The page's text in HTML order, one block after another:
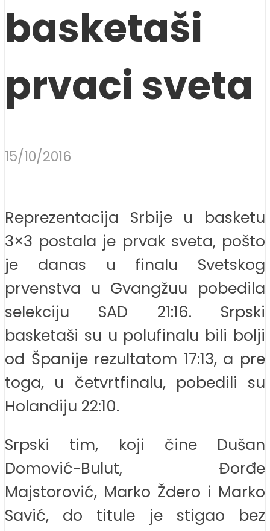
basketaši
prvaci sveta
15/10/2016
Reprezentacija Srbije u basketu
3×3 postala je prvak sveta, pošto
je danas u finalu Svetskog
prvenstva u Gvangžuu pobedila
selekciju SAD 21:16. Srpski
basketaši su u polufinalu bili bolji
od Španije rezultatom 17:13, a pre
toga, u četvrtfinalu, pobedili su
Holandiju 22:10.
Srpski tim, koji čine Dušan
Domović-Bulut, Đorđe
Majstorović, Marko Ždero i Marko
Savić, do titule je stigao bez